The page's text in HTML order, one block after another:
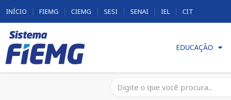
INÍCIO FIEMG CIEMG SESI SENAI IEL CIT
EDUCAÇÃO